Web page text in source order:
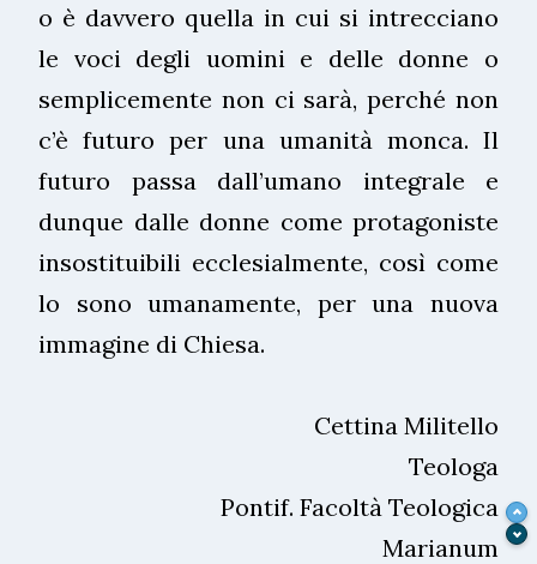
o è davvero quella in cui si intrecciano
le voci degli uomini e delle donne o
semplicemente non ci sarà, perché non
c’è futuro per una umanità monca. Il
futuro passa dall’umano integrale e
dunque dalle donne come protagoniste
insostituibili ecclesialmente, così come
lo sono umanamente, per una nuova
immagine di Chiesa.
Cettina Militello
Teologa
Pontif. Facoltà Teologica
Marianum